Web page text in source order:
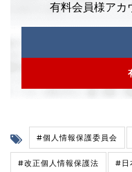
有料会員様アカ
#個人情報保護委員会
#改正個人情報保護法 #日